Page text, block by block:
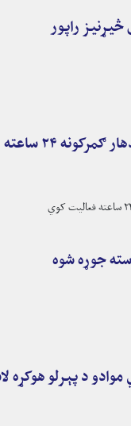
فعالیت کوي
جوړه شوه